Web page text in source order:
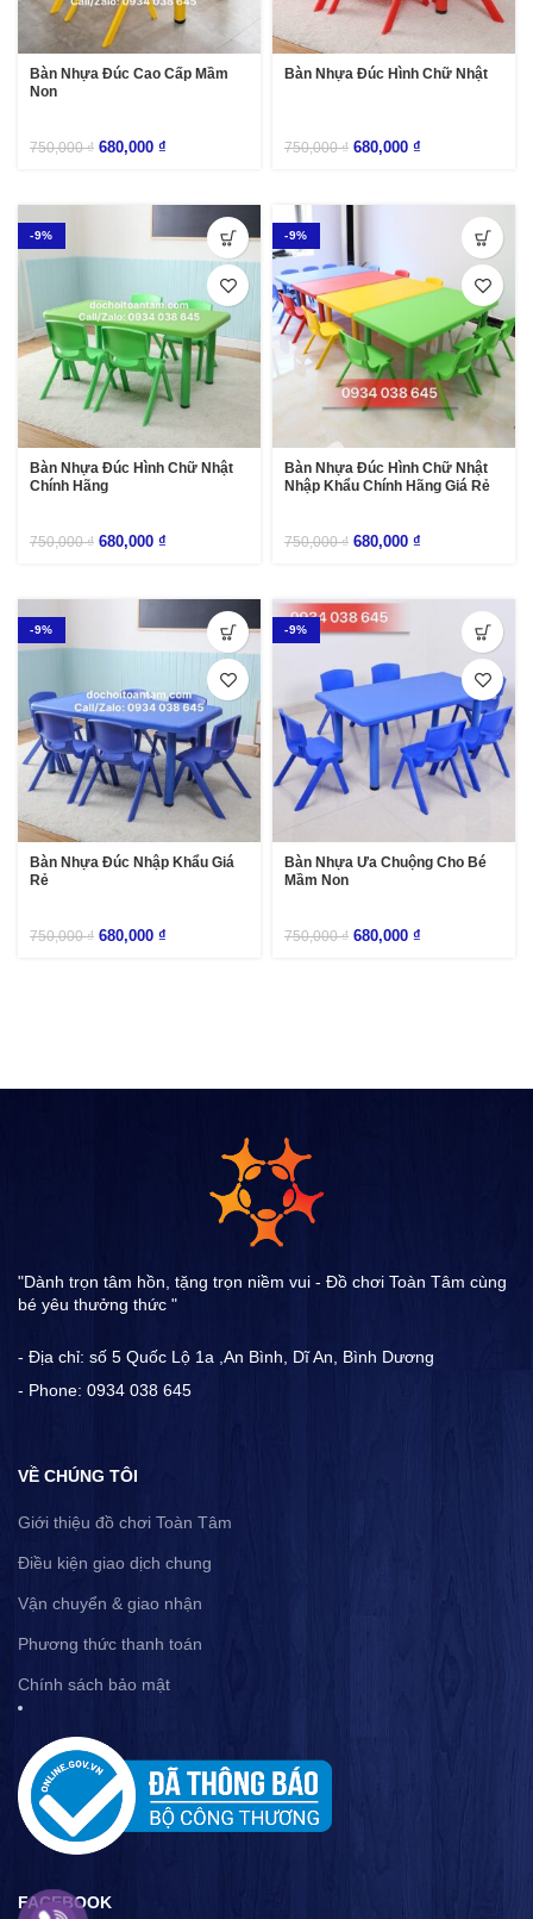
Bàn Nhựa Đúc Cao Cấp Mầm
Non
750,000₫ 680,000 ₫
Bàn Nhựa Đúc Hình Chữ Nhật
750,000₫ 680,000 ₫
-9%
Bàn Nhựa Đúc Hình Chữ Nhật
Chính Hãng
750,000₫ 680,000 ₫
-9%
Bàn Nhựa Đúc Hình Chữ Nhật
Nhập Khẩu Chính Hãng Giá Rẻ
750,000₫ 680,000 ₫
-9%
Bàn Nhựa Đúc Nhập Khẩu Giá
Rẻ
750,000₫ 680,000 ₫
-9%
Bàn Nhựa Ưa Chuộng Cho Bé
Mầm Non
750,000₫ 680,000 ₫
"Dành trọn tâm hồn, tặng trọn niềm vui - Đồ chơi Toàn Tâm cùng
bé yêu thưởng thức "
- Địa chỉ: số 5 Quốc Lộ 1a ,An Bình, Dĩ An, Bình Dương
- Phone: 0934 038 645
VỀ CHÚNG TÔI
Giới thiệu đồ chơi Toàn Tâm
Điều kiện giao dịch chung
Vận chuyển & giao nhận
Phương thức thanh toán
Chính sách bảo mật
FACEBOOK